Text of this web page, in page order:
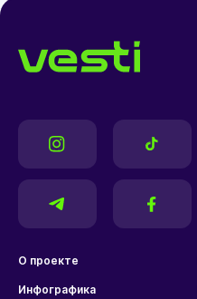
О проекте
Инфографика